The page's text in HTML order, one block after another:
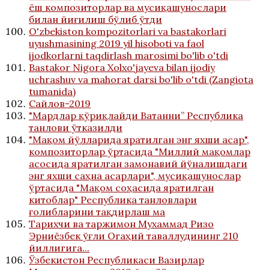
ёш композиторлар ва мусиқашунослари
билан йиғилиш бўлиб ўтди
O'zbekiston kompozitorlari va bastakorlari
uyushmasining 2019 yil hisoboti va faol
ijodkorlarni taqdirlash marosimi bo'lib o'tdi
Bastakor Nigora Xolxo'jayeva bilan ijodiy
uchrashuv va mahorat darsi bo'lib o'tdi (Zangiota
tumanida)
Сайлов-2019
"Мардлар қўриқлайди Ватанни” Республика
танлови ўтказилди
"Мақом йўлларида яратилган энг яхши асар",
композиторлар ўртасида "Миллий мақомлар
асосида яратилган замонавий йўналишдаги
энг яхши саҳна асарлари", мусиқашунослар
ўртасида "Мақом соҳасида яратилган
китоблар" Республика танловлари
ғолибларини тақдирлаш ма
Тарихчи ва таржимон Мухаммад Ризо
Эрниёзбек ўғли Огаҳий таваллудининг 210
йиллигига...
Ўзбекистон Республикаси Вазирлар